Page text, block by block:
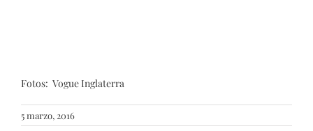
Fotos: Vogue Inglaterra
5 marzo, 2016